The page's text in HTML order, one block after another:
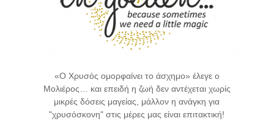
«Ο Χρυσός ομορφαίνει το άσχημο» έλεγε ο
Μολιέρος… και επειδή η ζωή δεν αντέχεται χωρίς
μικρές δόσεις μαγείας, μάλλον η ανάγκη για
"χρυσόσκονη" στις μέρες μας είναι επιτακτική!